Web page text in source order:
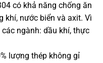
có khả năng chống ăn
khí, nước biển và axit. Vì
ngành: dầu khí, thực
lượng thép không gỉ